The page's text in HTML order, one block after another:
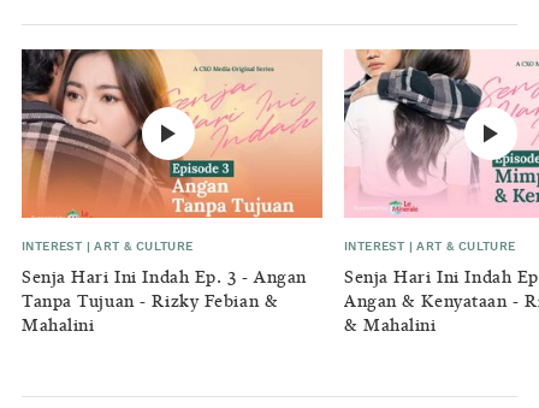
INTEREST |ART & CULTURE
Senja Hari Ini Indah Ep. 3 - Angan
Tanpa Tujuan - Rizky Febian &
Mahalini
INTEREST |ART & CULTURE
Senja Hari Ini Indah
Angan & Kenyataan -
& Mahalini